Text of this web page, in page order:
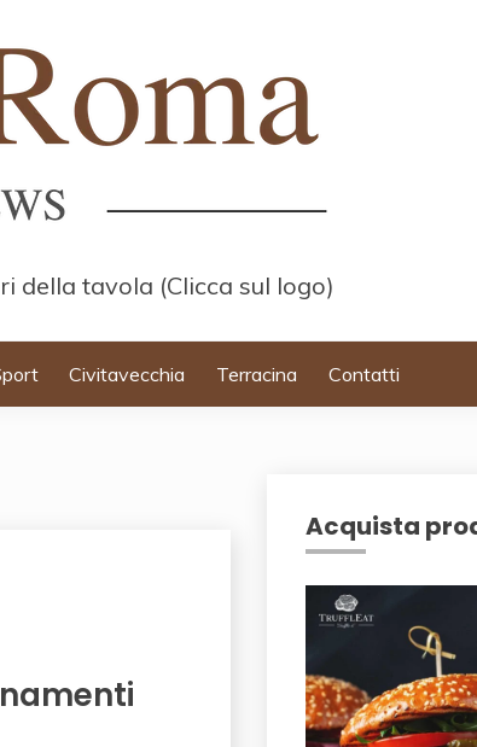
della tavola (Clicca sul logo)
Civitavecchia Terracina Contatti
Acquista